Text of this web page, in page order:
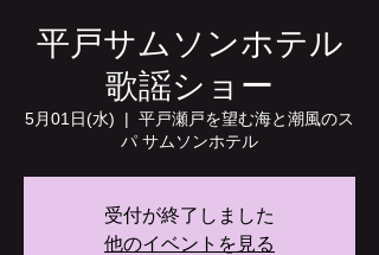
平戸サムソンホテル
歌謡ショー
5月01日(水)
  |
平戸瀬戸を望む海と潮風のス
パ サムソンホテル
受付が終了しました
他のイベントを見る